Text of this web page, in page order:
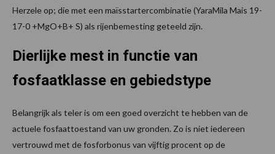
Herzele op; die met een maïsstartercombinatie (YaraMila Mais 19-
17-0 +MgO+B+ S) als rijenbemesting geteeld zijn.
Dierlijke mest in functie van
fosfaatklasse en gebiedstype
Belangrijk als teler is om een goed overzicht te hebben van de
actuele fosfaattoestand van uw gronden. Zo is niet iedereen
vertrouwd met de fosforbonus van vijftig procent op de